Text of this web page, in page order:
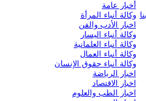
أخبار عامة
وكالة أنباء المرأة
اخبار الأدب والفن
وكالة أنباء اليسار
وكالة أنباء العلمانية
وكالة أنباء العمال
وكالة أنباء حقوق الإنسان
اخبار الرياضة
اخبار الاقتصاد
اخبار الطب والعلوم